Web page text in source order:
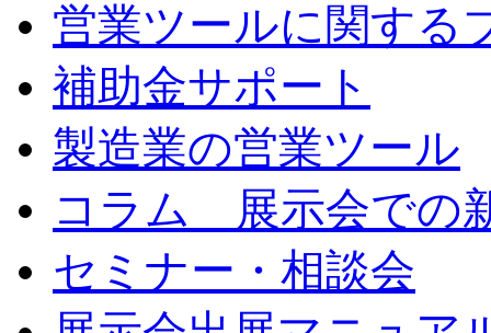
営業ツールに関する
補助金サポート
製造業の営業ツール
コラム 展示会での
セミナー・相談会